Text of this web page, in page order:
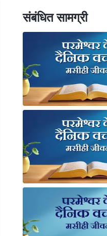
संबंधित सामग्री